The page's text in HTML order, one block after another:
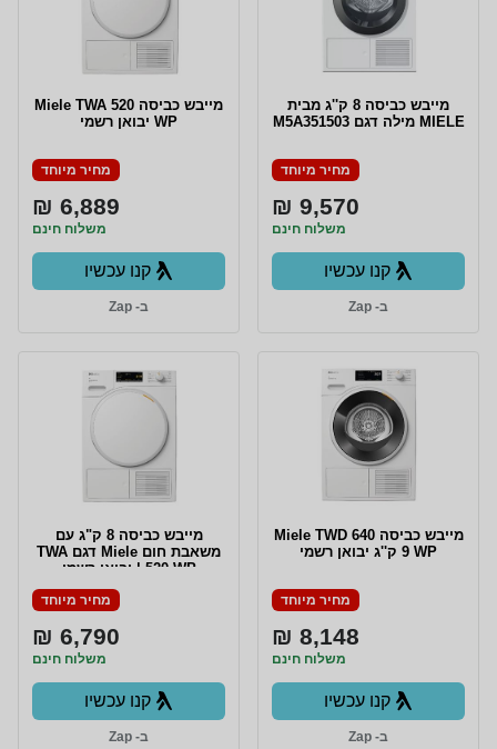
מייבש כביסה 8 ק''ג מבית
MIELE מילה דגם M5A351503
מחיר מיוחד
9,570 ₪
משלוח חינם
קנו עכשיו
ב- Zap
מייבש כביסה Miele TWA 520
WP יבואן רשמי
מחיר מיוחד
6,889 ₪
משלוח חינם
קנו עכשיו
ב- Zap
מייבש כביסה Miele TWD 640
WP ‏9 ‏ק''ג יבואן רשמי
מחיר מיוחד
8,148 ₪
משלוח חינם
קנו עכשיו
ב- Zap
מייבש כביסה 8 ק"ג עם
משאבת חום Miele דגם TWA
520 WP | יבואן רשמי
אלקטרה
מחיר מיוחד
6,790 ₪
משלוח חינם
קנו עכשיו
ב- Zap